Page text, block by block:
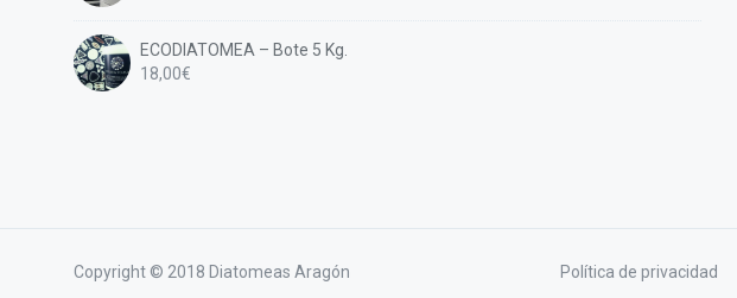
ECODIATOMEA – Bote 5 Kg.
18,00€
Copyright © 2018 Diatomeas Aragón Política de privacidad